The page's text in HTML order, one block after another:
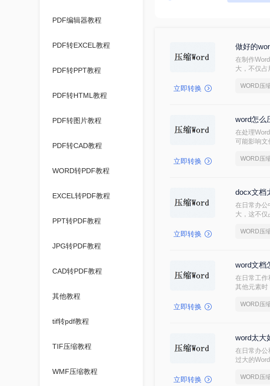
PDF编辑器教程
PDF转EXCEL教程
PDF转PPT教程
PDF转HTML教程
PDF转图片教程
PDF转CAD教程
WORD转PDF教程
EXCEL转PDF教程
PPT转PDF教程
JPG转PDF教程
CAD转PDF教程
其他教程
tif转pdf教程
TIF压缩教程
WMF压缩教程
立即转换
做好的
在制作
大，不仅
WORD压
立即转换
word怎么
在处理
可能影响文
WORD压
立即转换
docx文档
在日常办公
大，这不
WORD压
立即转换
word文档
在日常工作
其他元素时
缩至100K以
WORD压
立即转换
word太大
在日常办公
过大的
题。
WORD压